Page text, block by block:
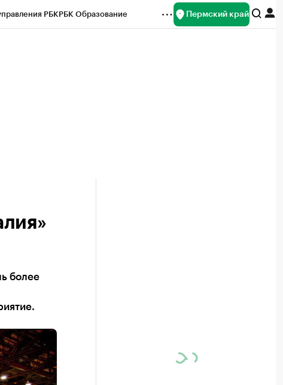
РБКРБК Образование Пермский край
более